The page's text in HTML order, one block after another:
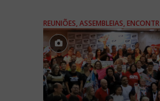
REUNIÕES, ASSEMBLEIAS, ENCONTR